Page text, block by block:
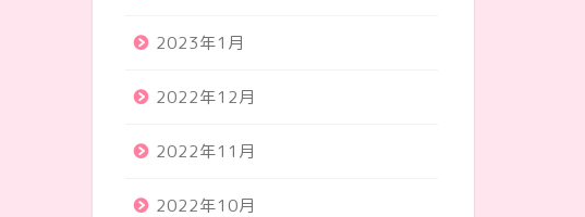
2023年1月
2022年12月
2022年11月
2022年10月